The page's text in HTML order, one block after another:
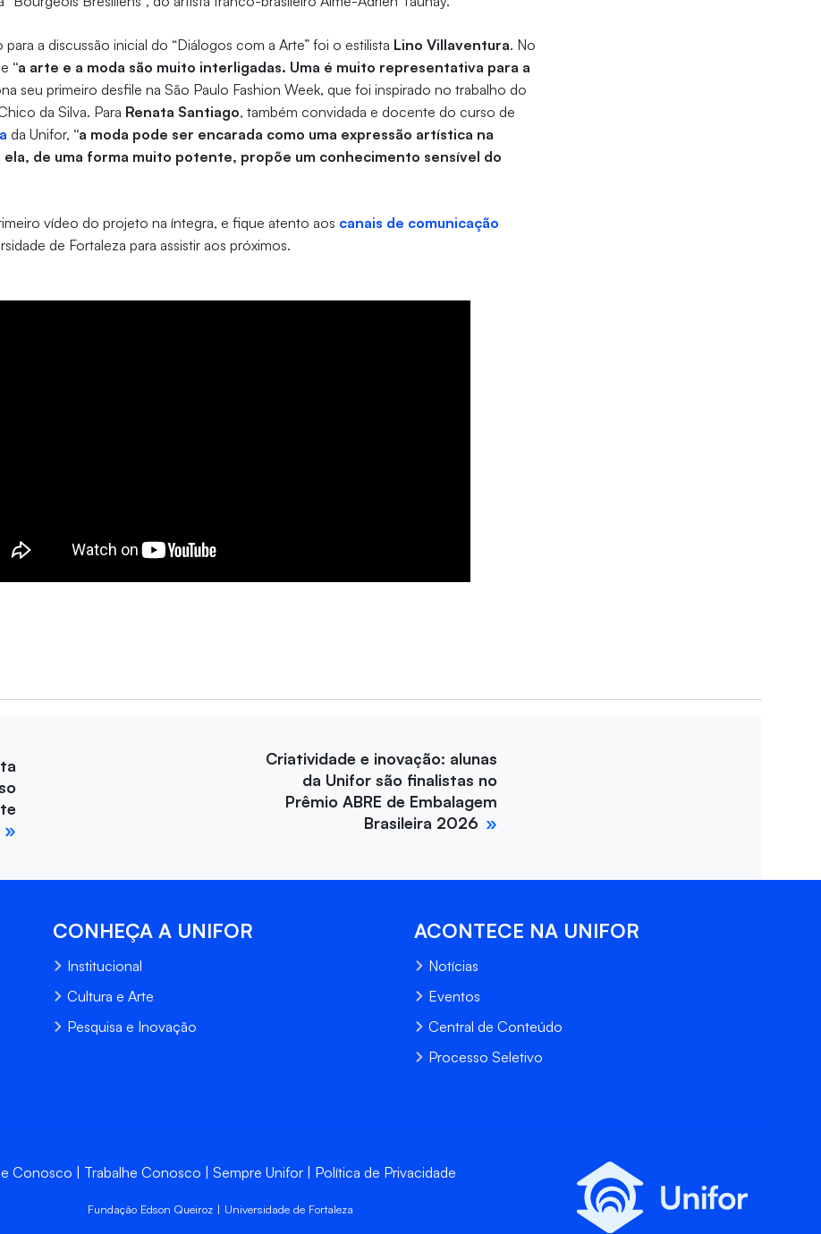
a discussão inicial do “Diálogos com a Arte” foi o estilista Lino Villaventura. No
“a arte e a moda são muito interligadas. Uma é muito representativa para a
seu primeiro desfile na São Paulo Fashion Week, que foi inspirado no trabalho do
da Silva. Para Renata Santiago, também convidada e docente do curso de
da Unifor, “a moda pode ser encarada como uma expressão artística na
ela, de uma forma muito potente, propõe um conhecimento sensível do
vídeo do projeto na íntegra, e fique atento aos canais de comunicação
de Fortaleza para assistir aos próximos.
Criatividade e inovação: alunas
da Unifor são finalistas no
Prêmio ABRE de Embalagem
Brasileira 2026
CONHEÇA A UNIFOR
Institucional
Cultura e Arte
Pesquisa e Inovação
ACONTECE NA UNIFOR
Notícias
Eventos
Central de Conteúdo
Processo Seletivo
Conosco Trabalhe Conosco Sempre Unifor Política de Privacidade
Fundação Edson Queiroz | Universidade de Fortaleza